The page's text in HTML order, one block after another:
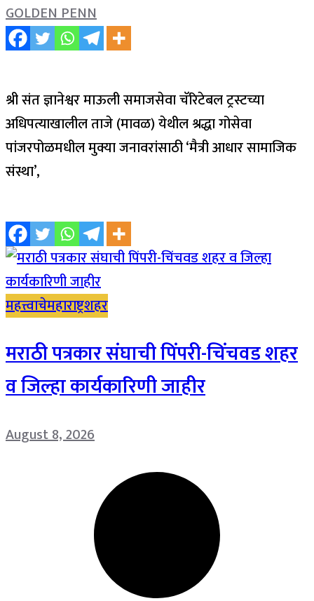
GOLDEN PENN
श्री संत ज्ञानेश्वर माऊली समाजसेवा चॅरिटेबल ट्रस्टच्या
अधिपत्याखालील ताजे (मावळ) येथील श्रद्धा गोसेवा
पांजरपोळमधील मुक्या जनावरांसाठी ‘मैत्री आधार सामाजिक
संस्था’,
महत्त्वाचेमहाराष्ट्रशहर
मराठी पत्रकार संघाची पिंपरी-चिंचवड शहर
व जिल्हा कार्यकारिणी जाहीर
August 8, 2026